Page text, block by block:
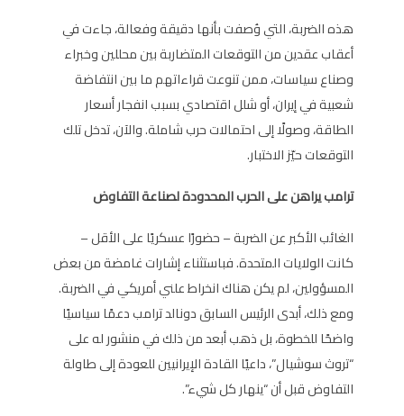
هذه الضربة، التي وُصفت بأنها دقيقة وفعالة، جاءت في
أعقاب عقدين من التوقعات المتضاربة بين محللين وخبراء
وصناع سياسات، ممن تنوعت قراءاتهم ما بين انتفاضة
شعبية في إيران، أو شلل اقتصادي بسبب انفجار أسعار
الطاقة، وصولًا إلى احتمالات حرب شاملة. والآن، تدخل تلك
التوقعات حيّز الاختبار.
ترامب يراهن على الحرب المحدودة لصناعة التفاوض
الغائب الأكبر عن الضربة – حضورًا عسكريًا على الأقل –
كانت الولايات المتحدة. فباستثناء إشارات غامضة من بعض
المسؤولين، لم يكن هناك انخراط علني أمريكي في الضربة.
ومع ذلك، أبدى الرئيس السابق دونالد ترامب دعمًا سياسيًا
واضحًا للخطوة، بل ذهب أبعد من ذلك في منشور له على
“تروث سوشيال”، داعيًا القادة الإيرانيين للعودة إلى طاولة
التفاوض قبل أن “ينهار كل شيء”.